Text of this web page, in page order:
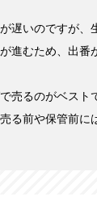
遅いのですが
進むため、出番
売るのがベスト
る前や保管前に